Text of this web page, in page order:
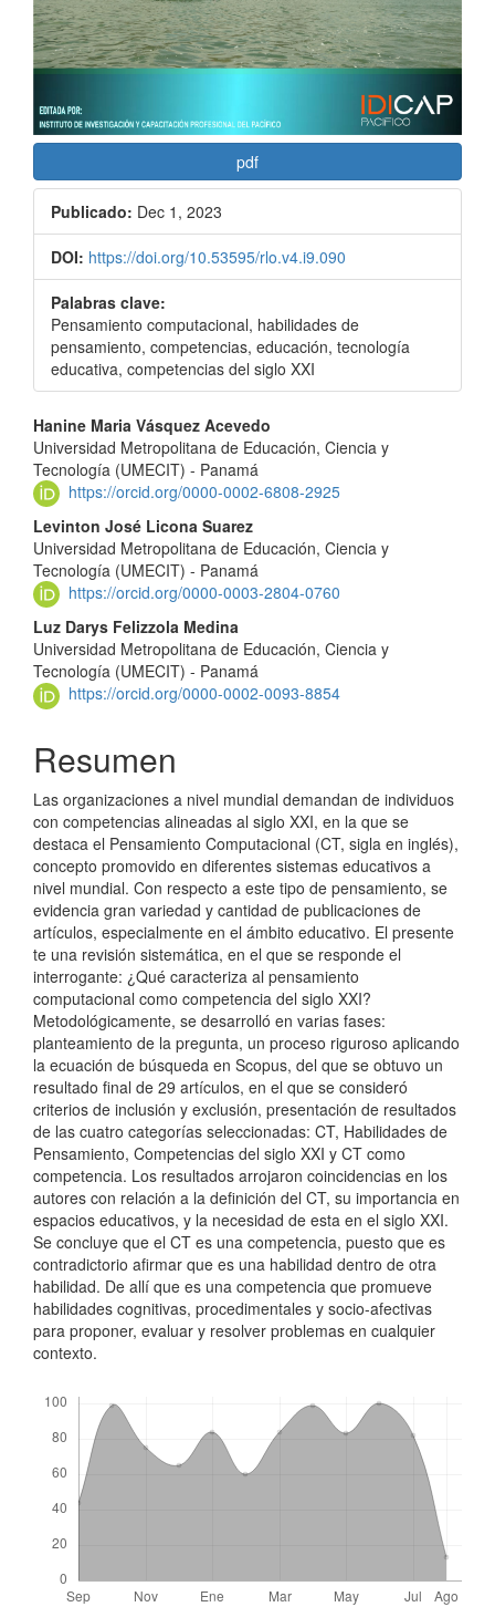
pdf
Publicado: Dec 1, 2023
DOI: https://doi.org/10.53595/rlo.v4.i9.090
Palabras clave:
Pensamiento computacional, habilidades de
pensamiento, competencias, educación, tecnología
educativa, competencias del siglo XXI
Contenido
principal
del
artículo
Hanine Maria Vásquez Acevedo
Universidad Metropolitana de Educación, Ciencia y
Tecnología (UMECIT) - Panamá
https://orcid.org/0000-0002-6808-2925
Levinton José Licona Suarez
Universidad Metropolitana de Educación, Ciencia y
Tecnología (UMECIT) - Panamá
https://orcid.org/0000-0003-2804-0760
Luz Darys Felizzola Medina
Universidad Metropolitana de Educación, Ciencia y
Tecnología (UMECIT) - Panamá
https://orcid.org/0000-0002-0093-8854
Resumen
Las organizaciones a nivel mundial demandan de individuos
con competencias alineadas al siglo XXI, en la que se
destaca el Pensamiento Computacional (CT, sigla en inglés),
concepto promovido en diferentes sistemas educativos a
nivel mundial. Con respecto a este tipo de pensamiento, se
evidencia gran variedad y cantidad de publicaciones de
artículos, especialmente en el ámbito educativo. El presente
te una revisión sistemática, en el que se responde el
interrogante: ¿Qué caracteriza al pensamiento
computacional como competencia del siglo XXI?
Metodológicamente, se desarrolló en varias fases:
planteamiento de la pregunta, un proceso riguroso aplicando
la ecuación de búsqueda en Scopus, del que se obtuvo un
resultado final de 29 artículos, en el que se consideró
criterios de inclusión y exclusión, presentación de resultados
de las cuatro categorías seleccionadas: CT, Habilidades de
Pensamiento, Competencias del siglo XXI y CT como
competencia. Los resultados arrojaron coincidencias en los
autores con relación a la definición del CT, su importancia en
espacios educativos, y la necesidad de esta en el siglo XXI.
Se concluye que el CT es una competencia, puesto que es
contradictorio afirmar que es una habilidad dentro de otra
habilidad. De allí que es una competencia que promueve
habilidades cognitivas, procedimentales y socio-afectivas
para proponer, evaluar y resolver problemas en cualquier
contexto.